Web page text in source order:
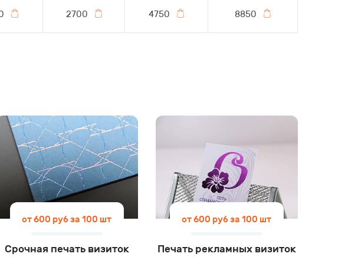
2700 4750 8850
от 600 руб за 100 шт
Срочная печать визиток
от 600 руб за 100 шт
Печать рекламных визиток